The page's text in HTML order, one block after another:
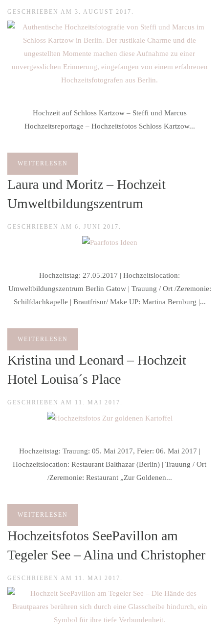
GESCHRIEBEN AM 3. AUGUST 2017 .
Hochzeit auf Schloss Kartzow – Steffi und Marcus
Hochzeitsreportage – Hochzeitsfotos Schloss Kartzow...
WEITERLESEN
Laura und Moritz – Hochzeit
Umweltbildungszentrum
GESCHRIEBEN AM 6. JUNI 2017 .
Hochzeitstag: 27.05.2017 | Hochzeitslocation:
Umweltbildungszentrum Berlin Gatow | Trauung / Ort /Zeremonie:
Schilfdachkapelle | Brautfrisur/ Make UP: Martina Bernburg |...
WEITERLESEN
Kristina und Leonard – Hochzeit
Hotel Louisa´s Place
GESCHRIEBEN AM 11. MAI 2017 .
Hochzeitstag: Trauung: 05. Mai 2017, Feier: 06. Mai 2017 |
Hochzeitslocation: Restaurant Balthazar (Berlin) | Trauung / Ort
/Zeremonie: Restaurant „Zur Goldenen...
WEITERLESEN
Hochzeitsfotos SeePavillon am
Tegeler See – Alina und Christopher
GESCHRIEBEN AM 11. MAI 2017 .